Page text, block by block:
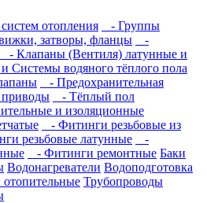
отопления
- Группы
затворы, фланцы
-
- Клапаны (Вентиля) латунные и
Системы водяного тёплого пола
- Предохранительная
- Тёплый пол
и изоляционные
- Фитинги резьбовые из
резьбовые латунные
-
- Фитинги ремонтные Баки
Водонагреватели Водоподготовка
Трубопроводы